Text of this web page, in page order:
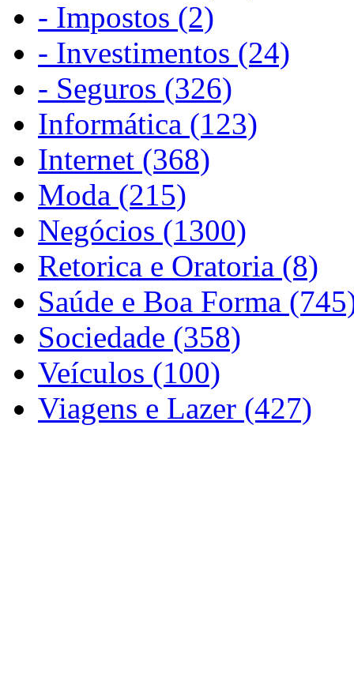
- Impostos (2)
- Investimentos (24)
- Seguros (326)
Informática (123)
Internet (368)
Moda (215)
Negócios (1300)
Retorica e Oratoria (8)
Saúde e Boa Forma
Sociedade (358)
Veículos (100)
Viagens e Lazer (427)